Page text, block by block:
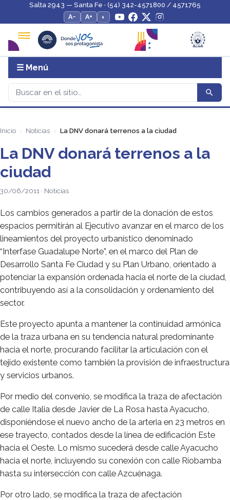
Salta 2943 — Santa Fe · (54) 342-4571800 / 4571765
A−
A+ ◐
☰ Menú
Inicio Noticias La DNV donará terrenos a la ciudad
La DNV donará terrenos a la
ciudad
30/06/2011 · Noticias
Los cambios generados a partir de la donación de estos
espacios permitirán al Ejecutivo avanzar en el marco de los
lineamientos del proyecto urbanístico denominado
“Interfase Guadalupe Norte”, en el marco del Plan de
Desarrollo Santa Fe Ciudad y su Plan Urbano, orientado a
potenciar la expansión ordenada hacia el norte de la ciudad,
contribuyendo así a la consolidación y ordenamiento del
sector.
Este proyecto apunta a mantener la continuidad armónica
de la traza urbana en su tendencia natural predominante
hacia el norte, procurando facilitar la articulación con el
tejido existente como también la provisión de infraestructura
y servicios urbanos.
Por medio del convenio, se modifica la traza de afectación
de calle Italia desde Javier de La Rosa hasta Ayacucho,
disponiéndose el nuevo ancho de la arteria en 23 metros en
ese trayecto, contados desde la línea de edificación Este
hacia el Oeste. Lo mismo sucederá desde calle Ayacucho
hacia el norte, incluyendo su conexión con calle Riobamba
hasta su intersección con calle Azcuénaga.
Por otro lado, se modifica la traza de afectación